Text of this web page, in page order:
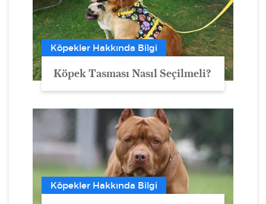
Köpekler Hakkında Bilgi
Köpek Tasması Nasıl Seçilmeli?
Köpekler Hakkında Bilgi